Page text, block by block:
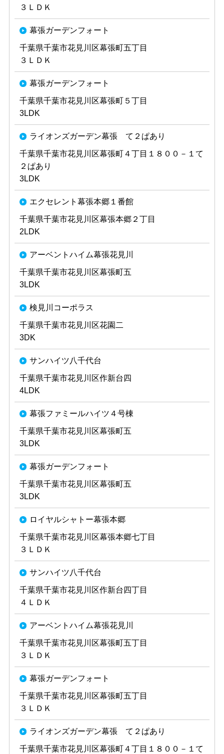
３ＬＤＫ
幕張ガーデンフォート
千葉県千葉市花見川区幕張町五丁目
３ＬＤＫ
幕張ガーデンフォート
千葉県千葉市花見川区幕張町５丁目
3LDK
ライオンズガーデン幕張 て２ぱあり
千葉県千葉市花見川区幕張町４丁目１８００－１て
２ぱあり
3LDK
エクセレント幕張本郷１番館
千葉県千葉市花見川区幕張本郷２丁目
2LDK
アーベントハイム幕張花見川
千葉県千葉市花見川区幕張町五
3LDK
検見川コーポラス
千葉県千葉市花見川区花園二
3DK
サンハイツ八千代台
千葉県千葉市花見川区作新台四
4LDK
幕張ファミールハイツ４号棟
千葉県千葉市花見川区幕張町五
3LDK
幕張ガーデンフォート
千葉県千葉市花見川区幕張町五
3LDK
ロイヤルシャトー幕張本郷
千葉県千葉市花見川区幕張本郷七丁目
３ＬＤＫ
サンハイツ八千代台
千葉県千葉市花見川区作新台四丁目
４ＬＤＫ
アーベントハイム幕張花見川
千葉県千葉市花見川区幕張町五丁目
３ＬＤＫ
幕張ガーデンフォート
千葉県千葉市花見川区幕張町五丁目
３ＬＤＫ
ライオンズガーデン幕張 て２ぱあり
千葉県千葉市花見川区幕張町４丁目１８００－１て